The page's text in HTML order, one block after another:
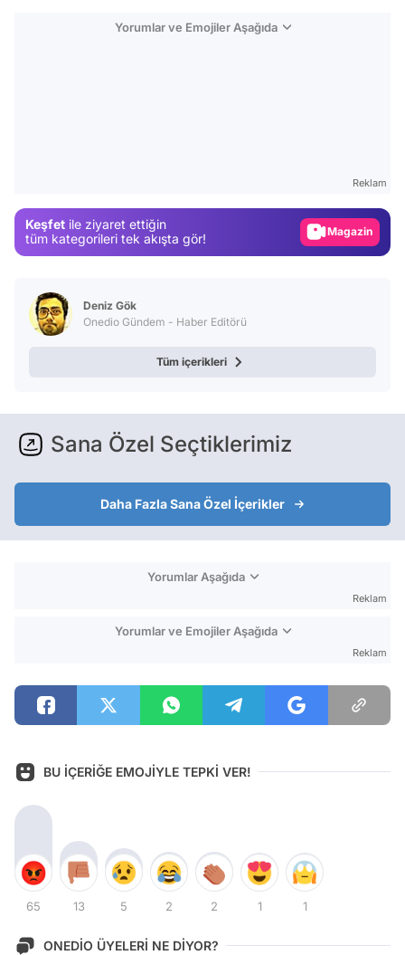
Yorumlar ve Emojiler Aşağıda
Reklam
Keşfet ile ziyaret ettiğin
tüm kategorileri tek akışta gör!
Video
Deniz Gök
Onedio Gündem - Haber Editörü
Tüm içerikleri
Sana Özel Seçtiklerimiz
Daha Fazla Sana Özel İçerikler
Yorumlar Aşağıda
Reklam
Yorumlar ve Emojiler Aşağıda
Reklam
BU İÇERİĞE EMOJİYLE TEPKİ VER!
65 13 5 2 2 1 1
ONEDİO ÜYELERİ NE DİYOR?